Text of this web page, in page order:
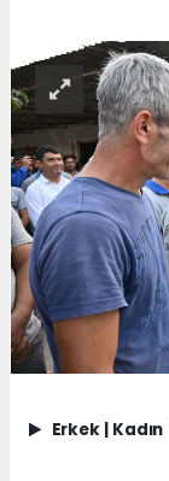
Erkek | Kadın